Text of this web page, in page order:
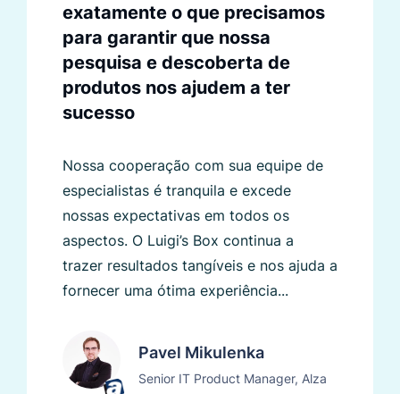
exatamente o que precisamos
para garantir que nossa
pesquisa e descoberta de
produtos nos ajudem a ter
sucesso
Nossa cooperação com sua equipe de
especialistas é tranquila e excede
nossas expectativas em todos os
aspectos. O Luigi’s Box continua a
trazer resultados tangíveis e nos ajuda a
fornecer uma ótima experiência...
Pavel Mikulenka
Senior IT Product Manager, Alza